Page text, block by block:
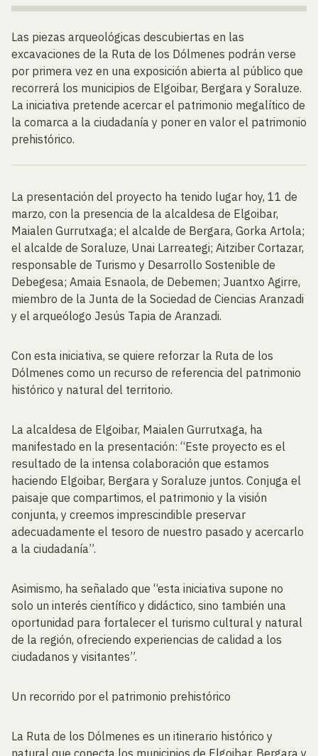
Las piezas arqueológicas descubiertas en las
excavaciones de la Ruta de los Dólmenes podrán verse
por primera vez en una exposición abierta al público que
recorrerá los municipios de Elgoibar, Bergara y Soraluze.
La iniciativa pretende acercar el patrimonio megalítico de
la comarca a la ciudadanía y poner en valor el patrimonio
prehistórico.
La presentación del proyecto ha tenido lugar hoy, 11 de
marzo, con la presencia de la alcaldesa de Elgoibar,
Maialen Gurrutxaga; el alcalde de Bergara, Gorka Artola;
el alcalde de Soraluze, Unai Larreategi; Aitziber Cortazar,
responsable de Turismo y Desarrollo Sostenible de
Debegesa; Amaia Esnaola, de Debemen; Juantxo Agirre,
miembro de la Junta de la Sociedad de Ciencias Aranzadi
y el arqueólogo Jesús Tapia de Aranzadi.
Con esta iniciativa, se quiere reforzar la Ruta de los
Dólmenes como un recurso de referencia del patrimonio
histórico y natural del territorio.
La alcaldesa de Elgoibar, Maialen Gurrutxaga, ha
manifestado en la presentación: “Este proyecto es el
resultado de la intensa colaboración que estamos
haciendo Elgoibar, Bergara y Soraluze juntos. Conjuga el
paisaje que compartimos, el patrimonio y la visión
conjunta, y creemos imprescindible preservar
adecuadamente el tesoro de nuestro pasado y acercarlo
a la ciudadanía”.
Asimismo, ha señalado que “esta iniciativa supone no
solo un interés científico y didáctico, sino también una
oportunidad para fortalecer el turismo cultural y natural
de la región, ofreciendo experiencias de calidad a los
ciudadanos y visitantes”.
Un recorrido por el patrimonio prehistórico
La Ruta de los Dólmenes es un itinerario histórico y
natural que conecta los municipios de Elgoibar, Bergara y